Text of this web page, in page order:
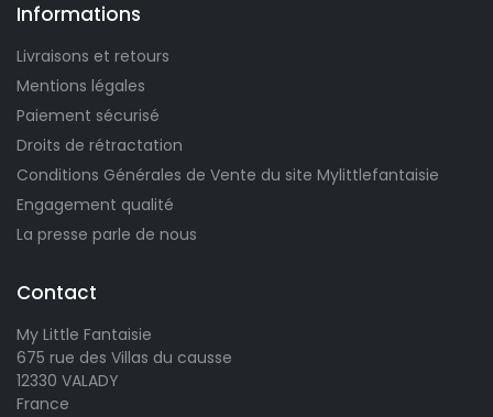
avis)
Informations
Livraisons et retours
Mentions légales
Paiement sécurisé
Droits de rétractation
Conditions Générales de Vente du site Mylittlefantaisie
Engagement qualité
La presse parle de nous
Contact
My Little Fantaisie
675 rue des Villas du causse
12330 VALADY
France